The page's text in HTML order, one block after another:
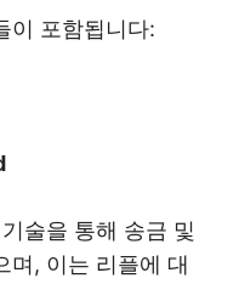
이 포함됩니다:
술을 통해 송금 및
며, 이는 리플에 대